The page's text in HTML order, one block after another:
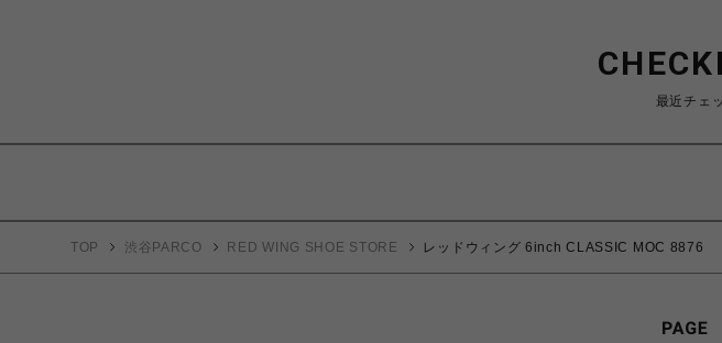
最近チェ
TOP 渋谷PARCO RED WING SHOE STORE レッドウィング 6inch CLASSIC MOC 8876